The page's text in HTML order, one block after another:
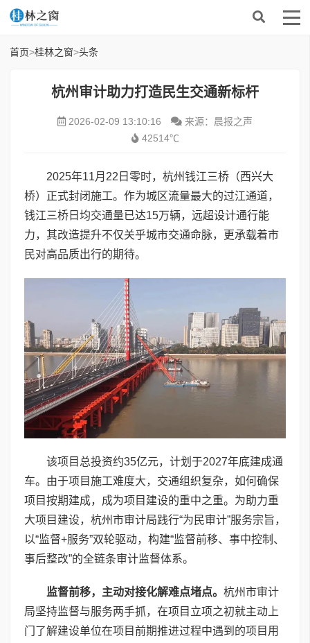
首页>桂林之窗>头条
杭州审计助力打造民生交通新标杆
2026-02-09 13:10:16
来源：晨报之声
42514℃
2025年11月22日零时，杭州钱江三桥（西兴大
桥）正式封闭施工。作为城区流量最大的过江通道，
钱江三桥日均交通量已达15万辆，远超设计通行能
力，其改造提升不仅关乎城市交通命脉，更承载着市
民对高品质出行的期待。
该项目总投资约35亿元，计划于2027年底建成通
车。由于项目施工难度大，交通组织复杂，如何确保
项目按期建成，成为项目建设的重中之重。为助力重
大项目建设，杭州市审计局践行“为民审计”服务宗旨，
以“监督+服务”双轮驱动，构建“监督前移、事中控制、
事后整改”的全链条审计监督体系。
监督前移，主动对接化解难点堵点。 杭州市审计
局坚持监督与服务两手抓，在项目立项之初就主动上
门了解建设单位在项目前期推进过程中遇到的项目用